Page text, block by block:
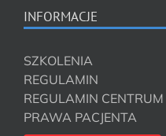
INFORMACJE
SZKOLENIA
REGULAMIN
REGULAMIN
PRAWA PACJENTA